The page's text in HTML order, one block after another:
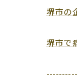
堺市の
堺市で